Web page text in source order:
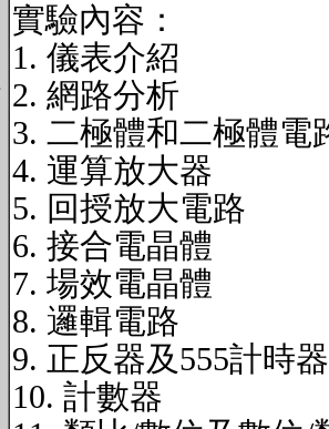
實驗內容：
1. 儀表介紹
2. 網路分析
3. 二極體和二極體電
4. 運算放大器
5. 回授放大電路
6. 接合電晶體
7. 場效電晶體
8. 邏輯電路
9. 正反器及555計時器
10. 計數器